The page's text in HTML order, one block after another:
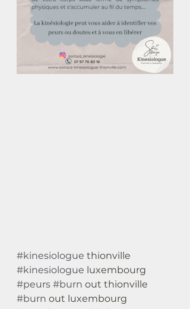
#kinesiologue thionville
#kinesiologue luxembourg
#peurs #burn out thionville
#burn out luxembourg